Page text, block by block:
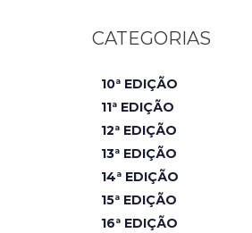
CATEGORIAS
10ª EDIÇÃO
11ª EDIÇÃO
12ª EDIÇÃO
13ª EDIÇÃO
14ª EDIÇÃO
15ª EDIÇÃO
16ª EDIÇÃO